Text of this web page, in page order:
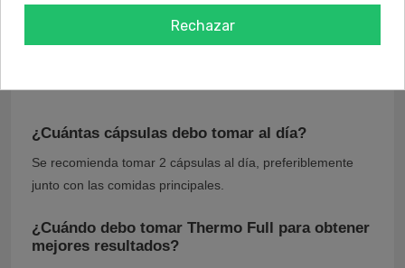
¿Cuántas cápsulas debo tomar al día?
Se recomienda tomar 2 cápsulas al día, preferiblemente
junto con las comidas principales.
¿Cuándo debo tomar Thermo Full para obtener
mejores resultados?
Rechazar